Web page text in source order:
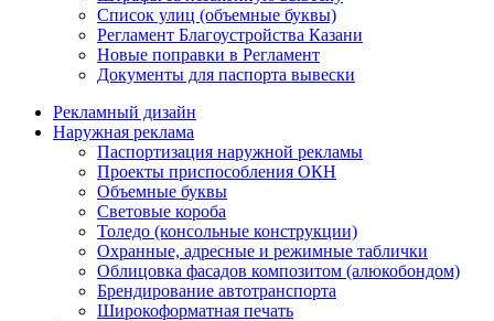
Список улиц (объемные буквы)
Регламент Благоустройства Казани
Новые поправки в Регламент
Документы для паспорта вывески
Рекламный дизайн
Наружная реклама
Паспортизация наружной рекламы
Проекты приспособления ОКН
Объемные буквы
Световые короба
Толедо (консольные конструкции)
Охранные, адресные и режимные таблички
Облицовка фасадов композитом (алюкобондом)
Брендирование автотранспорта
Широкоформатная печать